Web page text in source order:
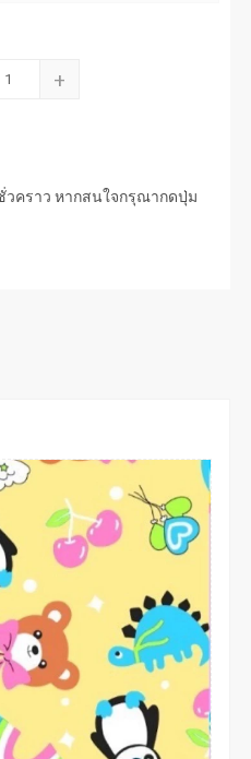
+
คราว หากสนใจกรุณากดปุ่ม